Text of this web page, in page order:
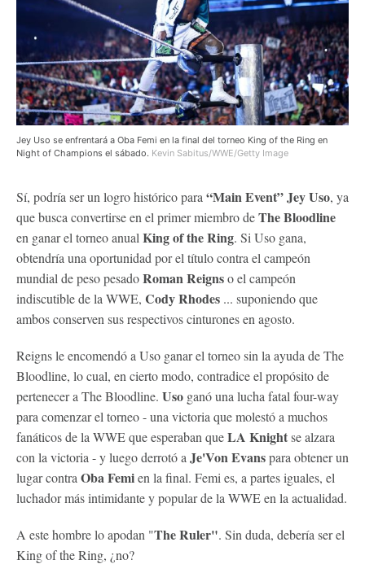
Jey Uso se enfrentará a Oba Femi en la final del torneo King of the Ring en
Night of Champions el sábado. Kevin Sabitus/WWE/Getty Image
Sí, podría ser un logro histórico para “Main Event” Jey Uso, ya
que busca convertirse en el primer miembro deThe Bloodline
en ganar el torneo anual King of the Ring. Si Uso gana,
obtendría una oportunidad por el título contra el campeón
mundial de peso pesadoRoman Reignso el campeón
indiscutible de la WWE, Cody Rhodes ... suponiendo que
ambos conserven sus respectivos cinturones en agosto.
Reigns le encomendó a Uso ganar el torneo sin la ayuda de The
Bloodline, lo cual, en cierto modo, contradice el propósito de
pertenecer a The Bloodline. Uso ganó una lucha fatal four-way
para comenzar el torneo - una victoria que molestó a muchos
fanáticos de la WWE que esperaban queLA Knightse alzara
con la victoria - y luego derrotó a Je'Von Evanspara obtener un
lugar contra Oba Femien la final. Femi es, a partes iguales, el
luchador más intimidante y popular de la WWE en la actualidad.
A este hombre lo apodan "The Ruler". Sin duda, debería ser el
King of the Ring, ¿no?